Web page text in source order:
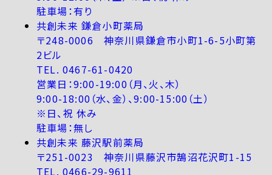
駐車場：有り
共創未来 鎌倉小町薬局
〒248-0006 神奈川県鎌倉市小町1-6-5小町第
2ビル
TEL. 0467-61-0420
営業日：9:00-19:00（月、火、木）
9:00-18:00（水、金）、9:00-15:00（土）
※日、祝 休み
駐車場：無し
共創未来 藤沢駅前薬局
〒251-0023 神奈川県藤沢市鵠沼花沢町1-15
TEL. 0466-29-9611